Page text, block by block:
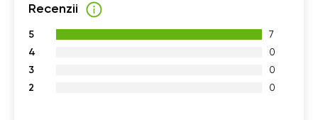
Recenzii
5
7
4
0
3
0
2
0